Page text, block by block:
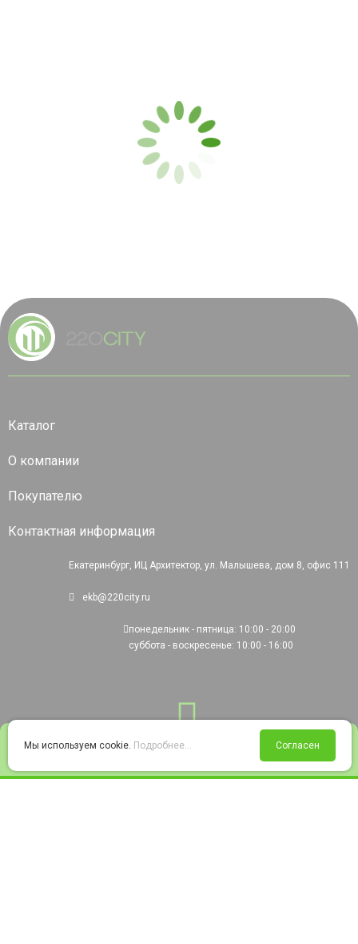
Войти Избранное Корзина
Каталог
О компании
Покупателю
Контактная информация
Екатеринбург, ИЦ Архитектор, ул. Малышева, дом 8, офис 111
ekb@220city.ru
понедельник - пятница: 10:00 - 20:00
суббота - воскресенье: 10:00 - 16:00
Мы используем cookie. Подробнее... Согласен